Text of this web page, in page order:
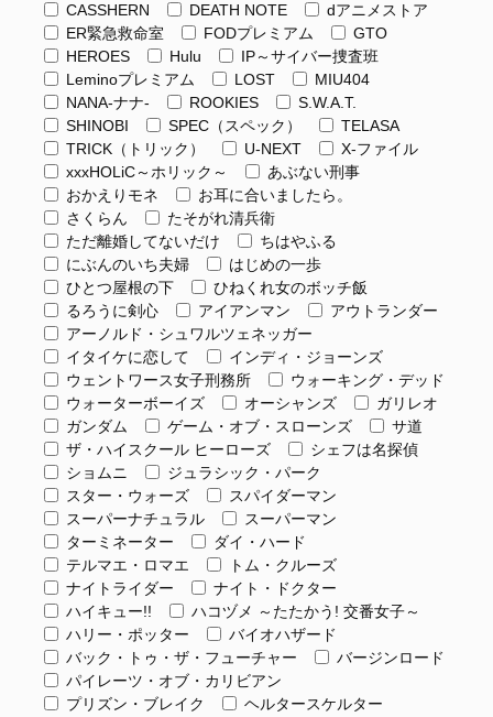
CASSHERN
DEATH NOTE
dアニメストア
ER緊急救命室
FODプレミアム
GTO
HEROES
Hulu
IP～サイバー捜査班
Leminoプレミアム
LOST
MIU404
NANA-ナナ-
ROOKIES
S.W.A.T.
SHINOBI
SPEC（スペック）
TELASA
TRICK（トリック）
U-NEXT
X-ファイル
xxxHOLiC～ホリック～
あぶない刑事
おかえりモネ
お耳に合いましたら。
さくらん
たそがれ清兵衛
ただ離婚してないだけ
ちはやふる
にぶんのいち夫婦
はじめの一歩
ひとつ屋根の下
ひねくれ女のボッチ飯
るろうに剣心
アイアンマン
アウトランダー
アーノルド・シュワルツェネッガー
イタイケに恋して
インディ・ジョーンズ
ウェントワース女子刑務所
ウォーキング・デッド
ウォーターボーイズ
オーシャンズ
ガリレオ
ガンダム
ゲーム・オブ・スローンズ
サ道
ザ・ハイスクール ヒーローズ
シェフは名探偵
ショムニ
ジュラシック・パーク
スター・ウォーズ
スパイダーマン
スーパーナチュラル
スーパーマン
ターミネーター
ダイ・ハード
テルマエ・ロマエ
トム・クルーズ
ナイトライダー
ナイト・ドクター
ハイキュー!!
ハコヅメ ～たたかう! 交番女子～
ハリー・ポッター
バイオハザード
バック・トゥ・ザ・フューチャー
バージンロード
パイレーツ・オブ・カリビアン
プリズン・ブレイク
ヘルタースケルター